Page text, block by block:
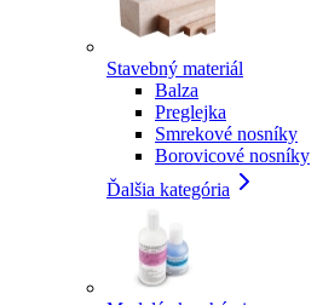
Stavebný materiál
Balza
Preglejka
Smrekové nosníky
Borovicové nosníky
Ďalšia kategória